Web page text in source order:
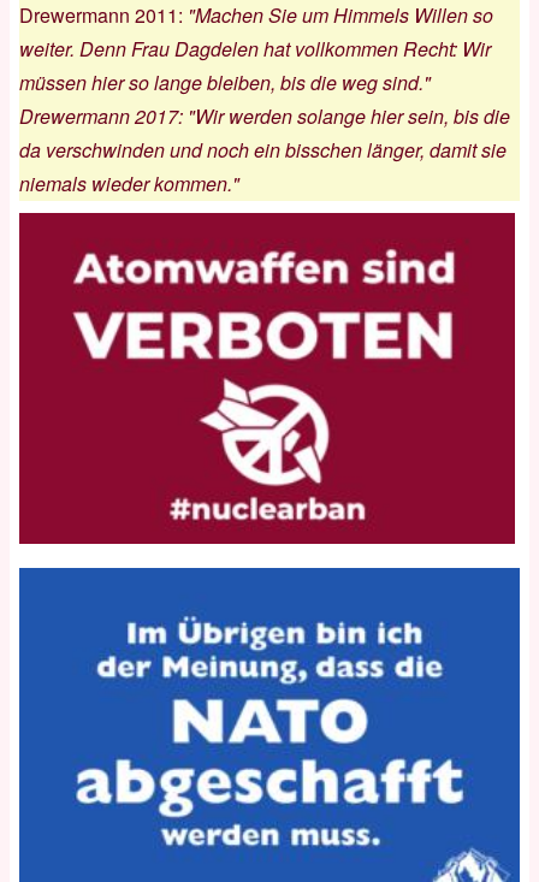
Drewermann 2011: "Machen Sie um Himmels Willen so
weiter. Denn Frau Dagdelen hat vollkommen Recht: Wir
müssen hier so lange bleiben, bis die weg sind."
Drewermann 2017: "Wir werden solange hier sein, bis die
da verschwinden und noch ein bisschen länger, damit sie
niemals wieder kommen."